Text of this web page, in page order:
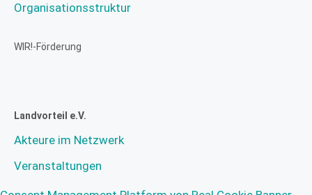
Organisationsstruktur
WIR!-Förderung
Landvorteil e.V.
Akteure im Netzwerk
Veranstaltungen